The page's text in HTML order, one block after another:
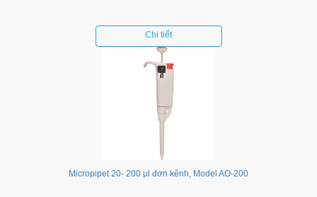
Chi tiết
Micropipet 20- 200 µl đơn kênh, Model AO-200